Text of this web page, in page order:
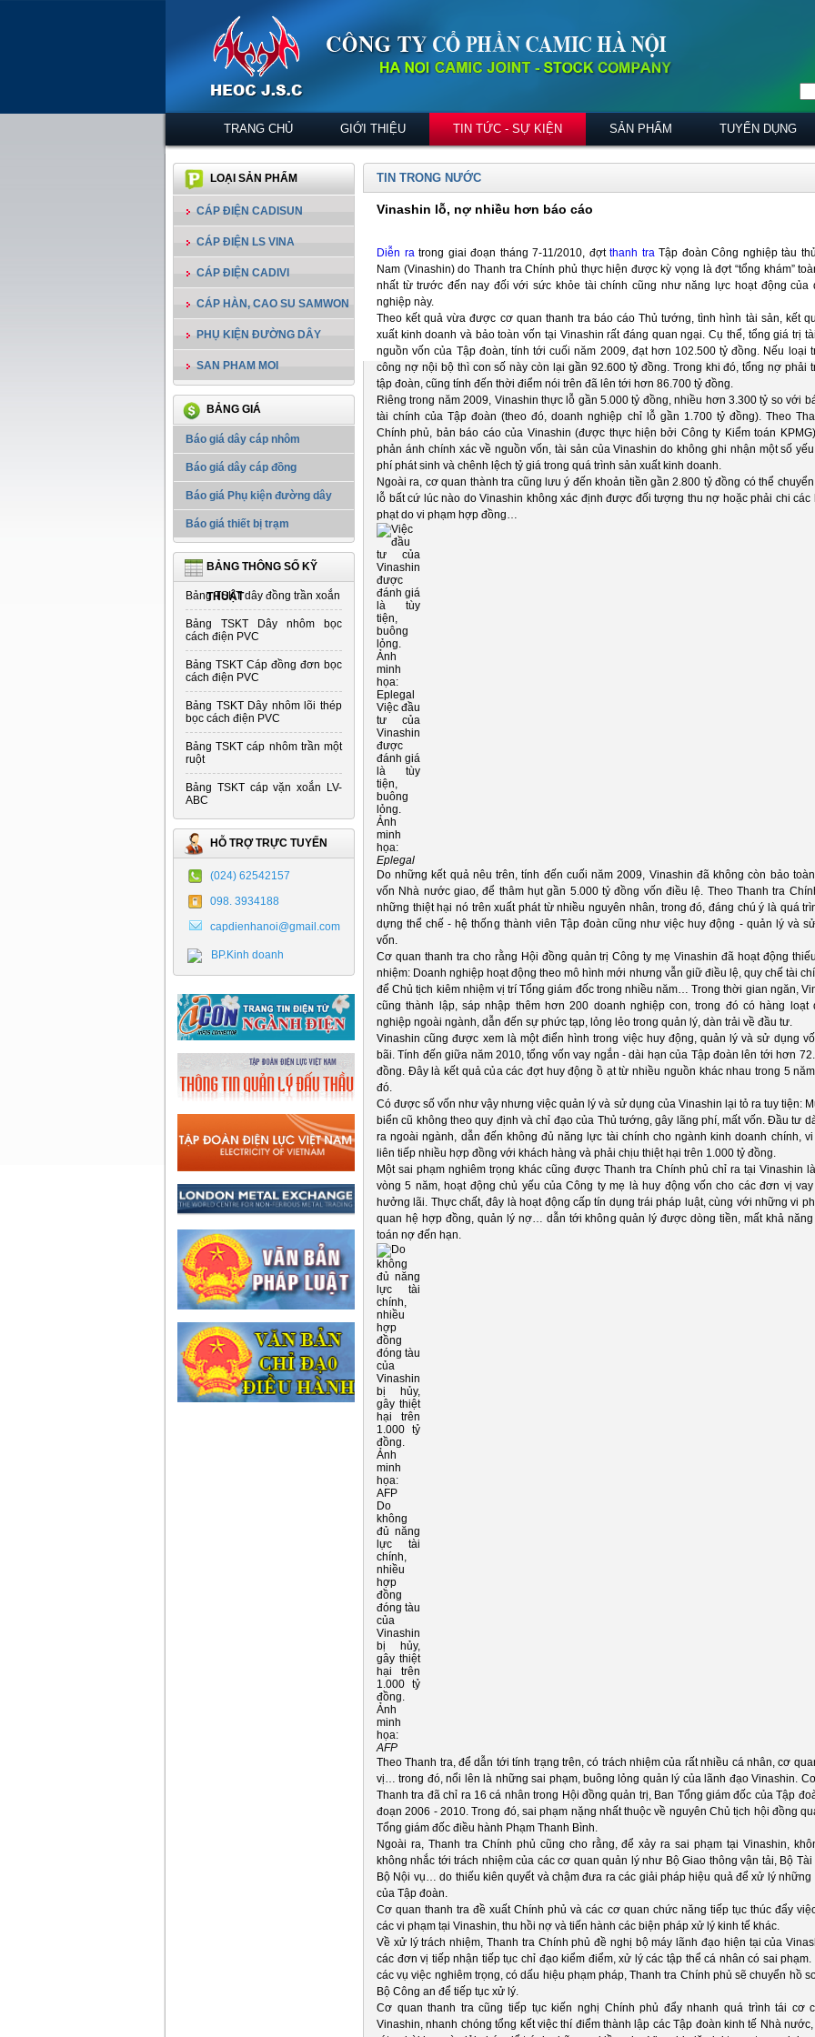
TRANG CHỦ GIỚI THIỆU TIN TỨC - SỰ KIỆN SẢN PHẨM TUYỂN DỤNG
LOẠI SẢN PHẨM
CÁP ĐIỆN CADISUN
CÁP ĐIỆN LS VINA
CÁP ĐIỆN CADIVI
CÁP HÀN, CAO SU SAMWON
PHỤ KIỆN ĐƯỜNG DÂY
SAN PHAM MOI
BẢNG GIÁ
Báo giá dây cáp nhôm
Báo giá dây cáp đồng
Báo giá Phụ kiện đường dây
Báo giá thiết bị trạm
BẢNG THÔNG SỐ KỸ
THUẬT
Bảng TSKT dây đồng trần xoắn
Bảng TSKT Dây nhôm bọc
cách điện PVC
Bảng TSKT Cáp đồng đơn bọc
cách điện PVC
Bảng TSKT Dây nhôm lõi thép
bọc cách điện PVC
Bảng TSKT cáp nhôm trần một
ruột
Bảng TSKT cáp vặn xoắn LV-
ABC
HỖ TRỢ TRỰC TUYẾN
(024) 62542157
098. 3934188
capdienhanoi@gmail.com
BP.Kinh doanh
TIN TRONG NƯỚC
Vinashin lỗ, nợ nhiều hơn báo cáo
Diễn ratrong giai đoạn tháng 7-11/2010, đợt thanh traTập đoàn Công nghiệp tàu
Nam (Vinashin) do Thanh tra Chính phủ thực hiện được kỳ vọng là đợt “tổng khám”
nhất từ trước đến nay đối với sức khỏe tài chính cũng như năng lực hoạt động của
nghiệp này.
Theo kết quả vừa được cơ quan thanh tra báo cáo Thủ tướng, tình hình tài sản, kết
xuất kinh doanh và bảo toàn vốn tại Vinashin rất đáng quan ngại. Cụ thể, tổng giá trị
nguồn vốn của Tập đoàn, tính tới cuối năm 2009, đạt hơn 102.500 tỷ đồng. Nếu loại
công nợ nội bộ thì con số này còn lại gần 92.600 tỷ đồng. Trong khi đó, tổng nợ phải
tập đoàn, cũng tính đến thời điểm nói trên đã lên tới hơn 86.700 tỷ đồng.
Riêng trong năm 2009, Vinashin thực lỗ gần 5.000 tỷ đồng, nhiều hơn 3.300 tỷ so với
tài chính của Tập đoàn (theo đó, doanh nghiệp chỉ lỗ gần 1.700 tỷ đồng). Theo
Chính phủ, bản báo cáo của Vinashin (được thực hiện bởi Công ty Kiểm toán
phản ánh chính xác về nguồn vốn, tài sản của Vinashin do không ghi nhận một số
phí phát sinh và chênh lệch tỷ giá trong quá trình sản xuất kinh doanh.
Ngoài ra, cơ quan thành tra cũng lưu ý đến khoản tiền gần 2.800 tỷ đồng có thể
lỗ bất cứ lúc nào do Vinashin không xác định được đối tượng thu nợ hoặc phải chi các
phạt do vi phạm hợp đồng…
Việc đầu
tư của
Vinashin
được
đánh giá
là tùy
tiện,
buông
lỏng.
Ảnh
minh
họa:
Eplegal
Do những kết quả nêu trên, tính đến cuối năm 2009, Vinashin đã không còn bảo
vốn Nhà nước giao, để thâm hụt gần 5.000 tỷ đồng vốn điều lệ. Theo Thanh tra
những thiệt hại nó trên xuất phát từ nhiều nguyên nhân, trong đó, đáng chú ý là quá
dựng thể chế - hệ thống thành viên Tập đoàn cũng như việc huy động - quản lý và
vốn.
Cơ quan thanh tra cho rằng Hội đồng quản trị Công ty mẹ Vinashin đã hoạt động
nhiệm: Doanh nghiệp hoạt động theo mô hình mới nhưng vẫn giữ điều lệ, quy chế tài
để Chủ tịch kiêm nhiệm vị trí Tổng giám đốc trong nhiều năm… Trong thời gian ngăn,
cũng thành lập, sáp nhập thêm hơn 200 doanh nghiệp con, trong đó có hàng loạt
nghiệp ngoài ngành, dẫn đến sự phức tạp, lỏng lẻo trong quản lý, dàn trải về đầu tư.
Vinashin cũng được xem là một điển hình trong việc huy động, quản lý và sử dụng
bãi. Tính đến giữa năm 2010, tổng vốn vay ngắn - dài hạn của Tập đoàn lên tới hơn
đồng. Đây là kết quả của các đợt huy động ồ ạt từ nhiều nguồn khác nhau trong 5
đó.
Có được số vốn như vậy nhưng việc quản lý và sử dụng của Vinashin lại tỏ ra tuy tiện:
biển cũ không theo quy định và chỉ đạo của Thủ tướng, gây lãng phí, mất vốn. Đầu tư
ra ngoài ngành, dẫn đến không đủ năng lực tài chính cho ngành kinh doanh chính,
liên tiếp nhiều hợp đồng với khách hàng và phải chịu thiệt hại trên 1.000 tỷ đồng.
Một sai phạm nghiêm trọng khác cũng được Thanh tra Chính phủ chỉ ra tại Vinashin
vòng 5 năm, hoạt động chủ yếu của Công ty mẹ là huy động vốn cho các đơn vị
hưởng lãi. Thực chất, đây là hoạt động cấp tín dụng trái pháp luật, cùng với những vi
quan hệ hợp đồng, quản lý nợ… dẫn tới không quản lý được dòng tiền, mất khả năng
toán nợ đến hạn.
Do
không
đủ năng
lực tài
chính,
nhiều
hợp
đồng
đóng tàu
của
Vinashin
bị hủy,
gây thiệt
hại trên
1.000 tỷ
đồng.
Ảnh
minh
họa:
AFP
Theo Thanh tra, để dẫn tới tính trạng trên, có trách nhiệm của rất nhiều cá nhân, cơ
vị… trong đó, nổi lên là những sai phạm, buông lỏng quản lý của lãnh đạo Vinashin.
Thanh tra đã chỉ ra 16 cá nhân trong Hội đồng quản trị, Ban Tổng giám đốc của Tập
đoạn 2006 - 2010. Trong đó, sai phạm nặng nhất thuộc về nguyên Chủ tịch hội đồng
Tổng giám đốc điều hành Phạm Thanh Bình.
Ngoài ra, Thanh tra Chính phủ cũng cho rằng, để xảy ra sai phạm tại Vinashin,
không nhắc tới trách nhiệm của các cơ quan quản lý như Bộ Giao thông vận tải, Bộ Tài
Bộ Nội vụ… do thiếu kiên quyết và chậm đưa ra các giải pháp hiệu quả để xử lý những
của Tập đoàn.
Cơ quan thanh tra đề xuất Chính phủ và các cơ quan chức năng tiếp tục thúc đẩy
các vi phạm tại Vinashin, thu hồi nợ và tiến hành các biện pháp xử lý kinh tế khác.
Về xử lý trách nhiệm, Thanh tra Chính phủ đề nghị bộ máy lãnh đạo hiện tại của
các đơn vị tiếp nhận tiếp tục chỉ đạo kiểm điểm, xử lý các tập thể cá nhân có sai phạm.
các vụ việc nghiêm trọng, có dấu hiệu phạm pháp, Thanh tra Chính phủ sẽ chuyển hồ
Bộ Công an để tiếp tục xử lý.
Cơ quan thanh tra cũng tiếp tục kiến nghị Chính phủ đẩy nhanh quá trình tái cơ
Vinashin, nhanh chóng tổng kết việc thí điểm thành lập các Tập đoàn kinh tế Nhà